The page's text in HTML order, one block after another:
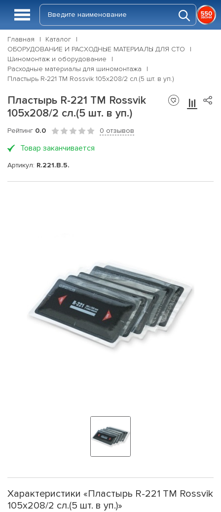
Главная
Каталог
ОБОРУДОВАНИЕ И РАСХОДНЫЕ МАТЕРИАЛЫ ДЛЯ СТО
Шиномонтаж и оборудование
Расходные материалы для шиномонтажа
Пластырь R-221 ТМ Rossvik 105х208/2 сл.(5 шт. в уп.)
Пластырь R-221 ТМ Rossvik
105х208/2 сл.(5 шт. в уп.)
Рейтинг 0.0 0 отзывов
Товар заканчивается
Артикул: R.221.B.5.
Характеристики «Пластырь R-221 ТМ Rossvik
105х208/2 сл.(5 шт. в уп.)»